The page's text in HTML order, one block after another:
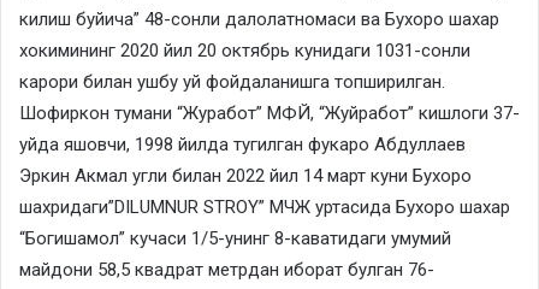
килиш буйича” 48-сонли далолатномаси ва Бухоро шахар
хокимининг 2020 йил 20 октябрь кунидаги 1031-сонли
карори билан ушбу уй фойдаланишга топширилган.
Шофиркон тумани “Журабот” МФЙ, “Жуйработ” кишлоги 37-
уйда яшовчи, 1998 йилда тугилган фукаро Абдуллаев
Эркин Акмал угли билан 2022 йил 14 март куни Бухоро
шахридаги”DILUMNUR STROY” МЧЖ уртасида Бухоро шахар
“Богишамол” кучаси 1/5-унинг 8-каватидаги умумий
майдони 58,5 квадрат метрдан иборат булган 76-